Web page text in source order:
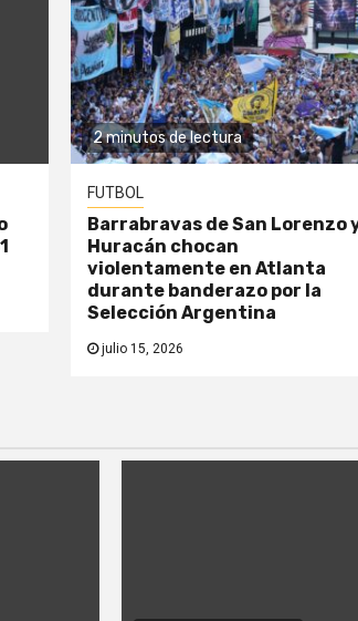
2 minutos de lectura
FUTBOL
Barrabravas de San Lorenzo
Huracán chocan
violentamente en Atlanta
durante banderazo por la
Selección Argentina
julio 15, 2026